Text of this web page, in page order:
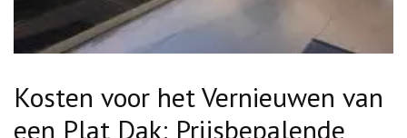
Kosten voor het Vernieuwen van
een Plat Dak: Prijsbepalende